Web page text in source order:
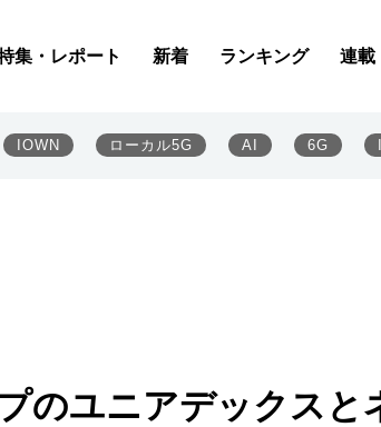
集・レポート 新着 ランキング 連載
IOWN ローカル5G AI 6G
のユニアデックスと